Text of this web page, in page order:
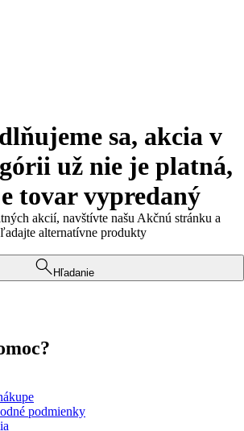
sa, akcia v
už nie je platná,
tovar vypredaný
akcií, navštívte našu Akčnú stránku a
alternatívne produkty
Hľadanie
podmienky